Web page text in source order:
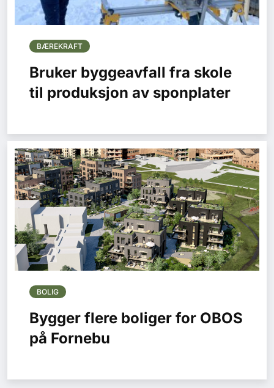
BÆREKRAFT
Bruker byggeavfall fra skole
til produksjon av sponplater
BOLIG
Bygger flere boliger for OBOS
på Fornebu